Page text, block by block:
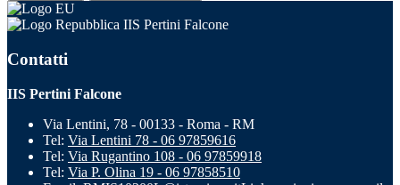
IIS Pertini Falcone
Contatti
IIS Pertini Falcone
Via Lentini, 78 - 00133 - Roma - RM
Tel: Via Lentini 78 - 06 97859616
Tel: Via Rugantino 108 - 06 97859918
Tel: Via P. Olina 19 - 06 97858510